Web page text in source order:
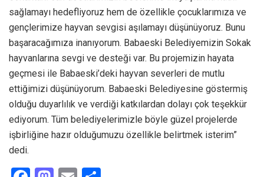
sağlamayı hedefliyoruz hem de özellikle çocuklarımıza ve
gençlerimize hayvan sevgisi aşılamayı düşünüyoruz. Bunu
başaracağımıza inanıyorum. Babaeski Belediyemizin Sokak
hayvanlarına sevgi ve desteği var. Bu projemizin hayata
geçmesi ile Babaeski’deki hayvan severleri de mutlu
ettiğimizi düşünüyorum. Babaeski Belediyesine göstermiş
olduğu duyarlılık ve verdiği katkılardan dolayı çok teşekkür
ediyorum. Tüm belediyelerimizle böyle güzel projelerde
işbirliğine hazır olduğumuzu özellikle belirtmek isterim”
dedi.